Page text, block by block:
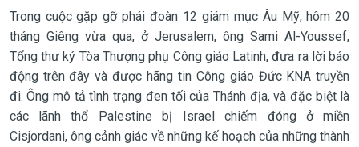
Trong cuộc gặp gỡ phái đoàn 12 giám mục Âu Mỹ, hôm 20
tháng Giêng vừa qua, ở Jerusalem, ông Sami Al-Youssef,
Tổng thư ký Tòa Thượng phụ Công giáo Latinh, đưa ra lời báo
động trên đây và được hãng tin Công giáo Đức KNA truyền
đi. Ông mô tả tình trạng đen tối của Thánh địa, và đặc biệt là
các lãnh thổ Palestine bị Israel chiếm đóng ở miền
Cisjordani, ông cảnh giác về những kế hoạch của những thành